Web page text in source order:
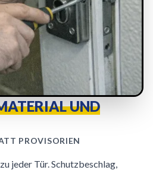
UND
PROVISORIEN
jeder Tür. Schutzbeschlag,